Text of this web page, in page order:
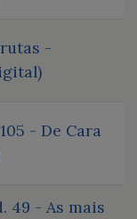
-
- De Cara
49 - As mais